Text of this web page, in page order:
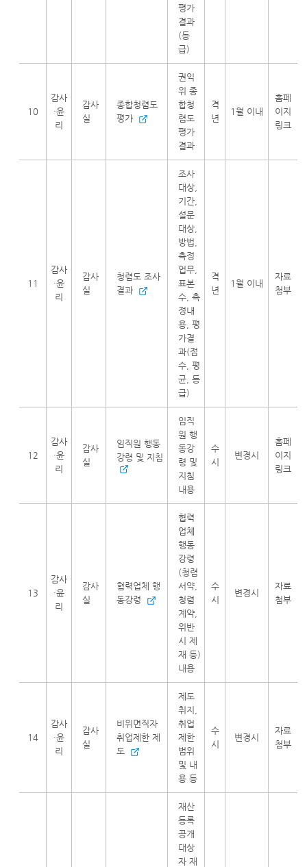
평가
결과
(등
급)
10
감사
·윤
리
감사
실
종합청렴도
평가
권익
위 종
합청
렴도
평가
결과
격
년
1월 이내
홈페
이지
링크
11
감사
·윤
리
감사
실
청렴도 조사
결과
조사
대상,
기간,
설문
대상,
방법,
측정
업무,
표본
수, 측
정내
용, 평
가결
과(점
수, 평
균, 등
급)
격
년
1월 이내
자료
첨부
12
감사
·윤
리
감사
실
임직원 행동
강령 및 지침
임직
원 행
동강
령 및
지침
내용
수
시
변경시
홈페
이지
링크
13
감사
·윤
리
감사
실
협력업체 행
동강령
협력
업체
행동
강령
(청렴
서약,
청렴
계약,
위반
시 제
재 등)
내용
수
시
변경시
자료
첨부
14
감사
·윤
리
감사
실
비위면직자
취업제한 제
도
제도
취지,
취업
제한
범위
및 내
용 등
수
시
변경시
자료
첨부
재산
등록
공개
대상
자 재